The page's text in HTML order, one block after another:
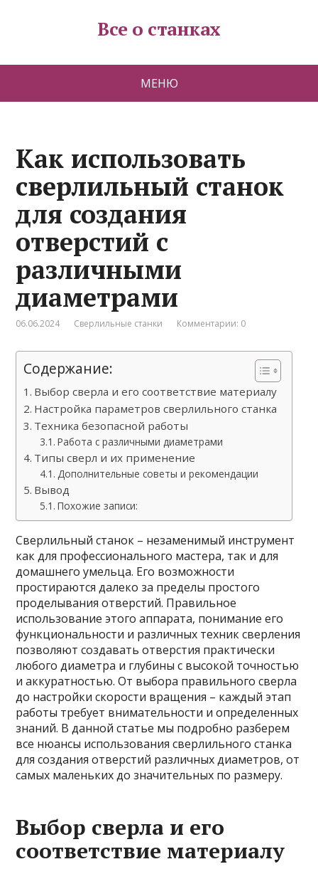
Все о станках
МЕНЮ
Как использовать
сверлильный станок
для создания
отверстий с
различными
диаметрами
06.06.2024 Сверлильные станки Комментарии: 0
Содержание:
Выбор сверла и его соответствие материалу
Настройка параметров сверлильного станка
Техника безопасной работы
Работа с различными диаметрами
Типы сверл и их применение
Дополнительные советы и рекомендации
Вывод
Похожие записи:
Сверлильный станок – незаменимый инструмент
как для профессионального мастера, так и для
домашнего умельца. Его возможности
простираются далеко за пределы простого
проделывания отверстий. Правильное
использование этого аппарата, понимание его
функциональности и различных техник сверления
позволяют создавать отверстия практически
любого диаметра и глубины с высокой точностью
и аккуратностью. От выбора правильного сверла
до настройки скорости вращения – каждый этап
работы требует внимательности и определенных
знаний. В данной статье мы подробно разберем
все нюансы использования сверлильного станка
для создания отверстий различных диаметров, от
самых маленьких до значительных по размеру.
Выбор сверла и его
соответствие материалу